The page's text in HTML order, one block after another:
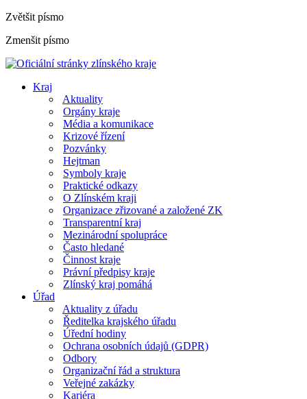
Zvětšit písmo
Zmenšit písmo
Kraj
Aktuality
Orgány kraje
Média a komunikace
Krizové řízení
Pozvánky
Hejtman
Symboly kraje
Praktické odkazy
O Zlínském kraji
Organizace zřizované a založené ZK
Transparentní kraj
Mezinárodní spolupráce
Často hledané
Činnost kraje
Právní předpisy kraje
Zlínský kraj pomáhá
Úřad
Aktuality z úřadu
Ředitelka krajského úřadu
Úřední hodiny
Ochrana osobních údajů (GDPR)
Odbory
Organizační řád a struktura
Veřejné zakázky
Kariéra